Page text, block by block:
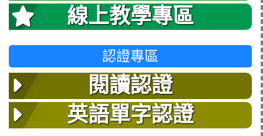
線上教學專區
認證專區
閱讀認證
英語單字認證